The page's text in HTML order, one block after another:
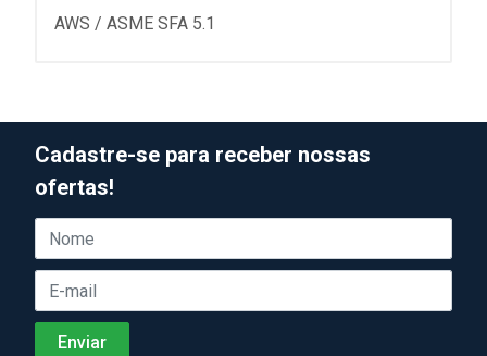
AWS / ASME SFA 5.1
Cadastre-se para receber nossas
ofertas!